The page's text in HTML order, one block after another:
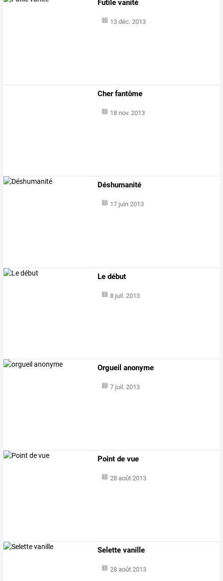
Futile vanité
13 déc. 2013
Cher fantôme
18 nov. 2013
Déshumanité
17 juin 2013
Le début
8 juil. 2013
Orgueil anonyme
7 juil. 2013
Point de vue
28 août 2013
Selette vanille
28 août 2013